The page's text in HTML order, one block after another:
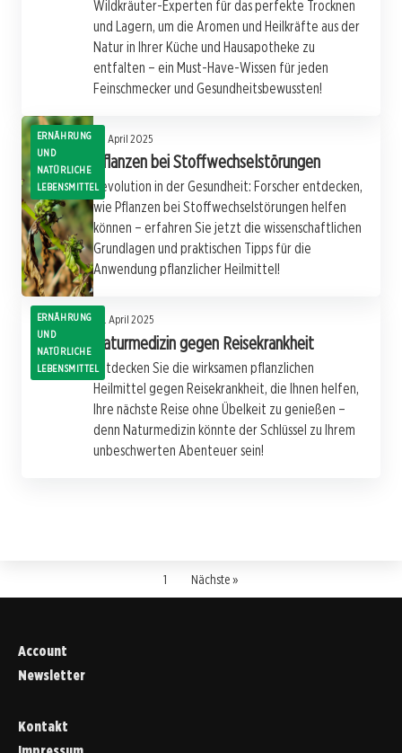
Wildkräuter-Experten für das perfekte Trocknen
und Lagern, um die Aromen und Heilkräfte aus der
Natur in Ihrer Küche und Hausapotheke zu
entfalten – ein Must-Have-Wissen für jeden
Feinschmecker und Gesundheitsbewussten!
ERNÄHRUNG
UND
NATÜRLICHE
LEBENSMITTEL
28. April 2025
Pflanzen bei Stoffwechselstörungen
Revolution in der Gesundheit: Forscher entdecken,
wie Pflanzen bei Stoffwechselstörungen helfen
können – erfahren Sie jetzt die wissenschaftlichen
Grundlagen und praktischen Tipps für die
Anwendung pflanzlicher Heilmittel!
ERNÄHRUNG
UND
NATÜRLICHE
LEBENSMITTEL
26. April 2025
Naturmedizin gegen Reisekrankheit
Entdecken Sie die wirksamen pflanzlichen
Heilmittel gegen Reisekrankheit, die Ihnen helfen,
Ihre nächste Reise ohne Übelkeit zu genießen –
denn Naturmedizin könnte der Schlüssel zu Ihrem
unbeschwerten Abenteuer sein!
1 Nächste »
Account
Newsletter
Kontakt